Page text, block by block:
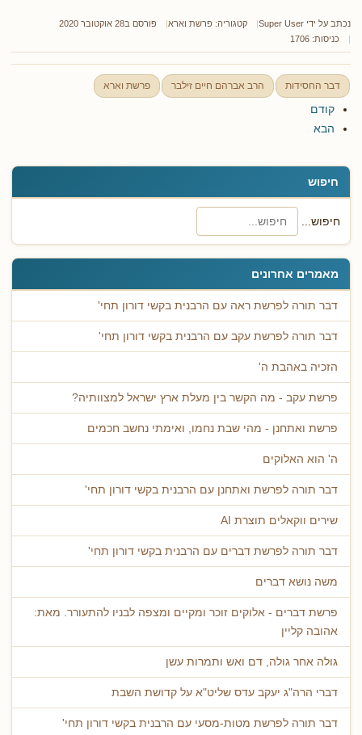
חיפוש
חיפוש...
מאמרים אחרונים
דבר תורה לפרשת ראה עם הרבנית בקשי דורון תחי'
דבר תורה לפרשת עקב עם הרבנית בקשי דורון תחי'
הזכיה באהבת ה'
פרשת עקב - מה הקשר בין מעלת ארץ ישראל למצוותיה?
פרשת ואתחנן - מהי שבת נחמו, ואימתי נחשב חכמים
ה' הוא האלוקים
דבר תורה לפרשת ואתחנן עם הרבנית בקשי דורון תחי'
שירים ווקאלים תוצרת AI
דבר תורה לפרשת דברים עם הרבנית בקשי דורון תחי'
משה נושא דברים
פרשת דברים - אלוקים זוכר ומקיים ומצפה לבניו להתעורר. מאת:
אהובה קליין
גולה אחר גולה, דם ואש ותמרות עשן
דברי הרה"ג יעקב עדס שליט"א על קדושת השבת
דבר תורה לפרשת מטות-מסעי עם הרבנית בקשי דורון תחי'
נכתב על ידי Super User קטגוריה: פרשת וארא
פורסם ב28 אוקטובר 2020
כניסות: 1706
דבר החסידות הרב אברהם חיים זילבר פרשת וארא
קודם
הבא